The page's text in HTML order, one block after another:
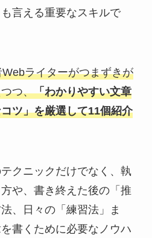
言える重要なスキルで
ライターがつまずきが
つ、「わかりやすい文章
ツ」を厳選して11個紹介
クニックだけでなく、執
や、書き終えた後の「推
、日々の「練習法」ま
書くために必要なノウハ